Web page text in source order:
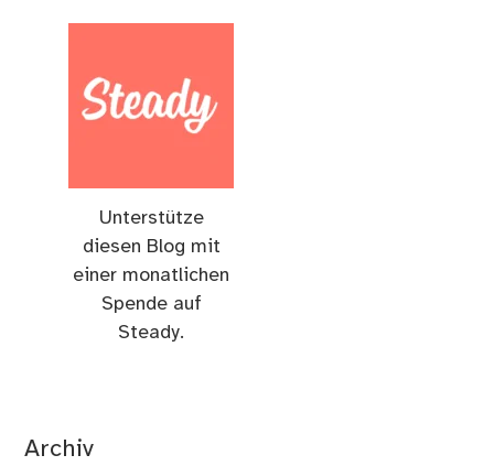
Unterstütze
diesen Blog mit
einer monatlichen
Spende auf
Steady.
Archiv